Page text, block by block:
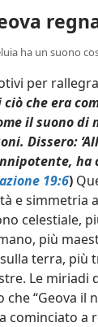
ha un suono
per
ciò che era
il suono di
Dissero:
ha
19:6)
e simmetria
celestiale,
più
sulla terra,
Le miriadi
“Geova il
cominciato a